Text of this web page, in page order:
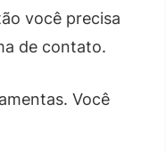
você precisa
de contato.
Você